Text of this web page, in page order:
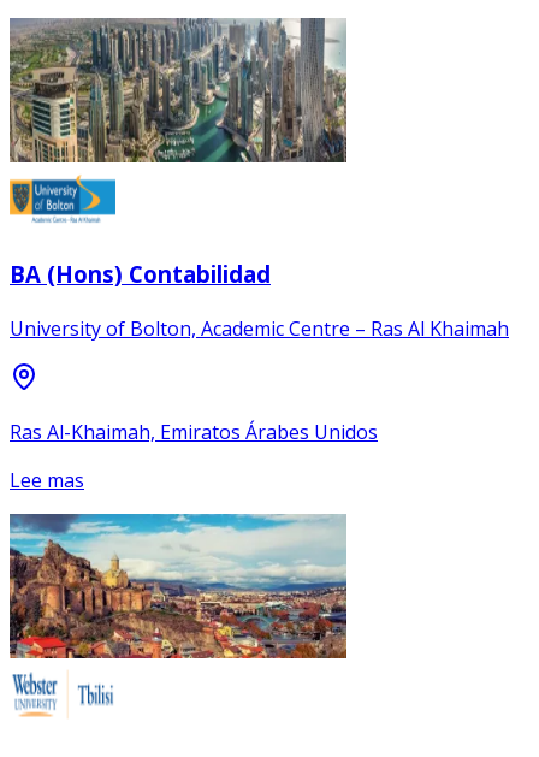
BA (Hons) Contabilidad
University of Bolton, Academic Centre – Ras Al Khaimah
Ras Al-Khaimah, Emiratos Árabes Unidos
Lee mas